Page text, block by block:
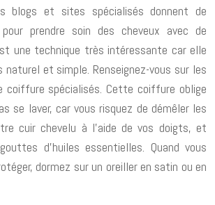
blogs et sites spécialisés donnent de
prendre soin des cheveux avec de
une technique très intéressante car elle
et simple. Renseignez-vous sur les
coiffure spécialisés. Cette coiffure oblige
se laver, car vous risquez de démêler les
cuir chevelu à l’aide de vos doigts, et
d’huiles essentielles. Quand vous
dormez sur un oreiller en satin ou en